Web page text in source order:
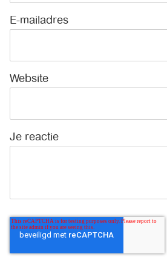
E-mailadres
Website
Je reactie